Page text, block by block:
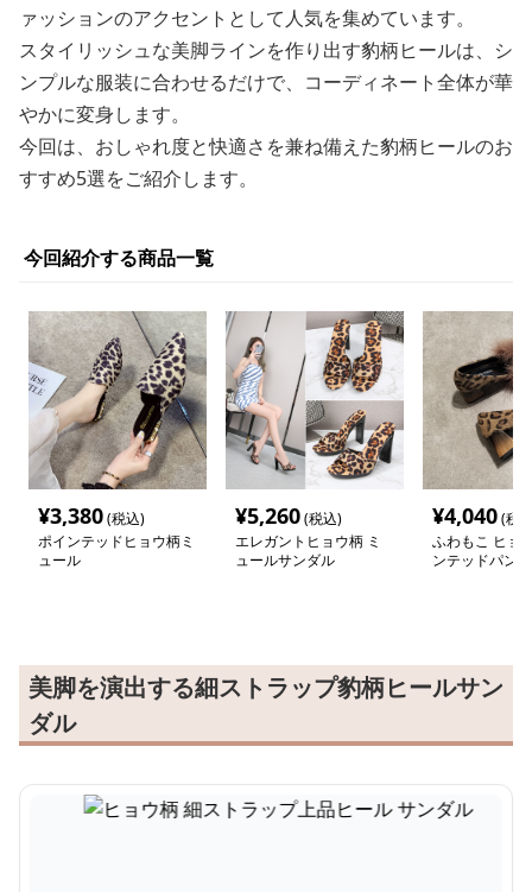
ァッションのアクセントとして人気を集めています。
スタイリッシュな美脚ラインを作り出す豹柄ヒールは、シ
ンプルな服装に合わせるだけで、コーディネート全体が華
やかに変身します。
今回は、おしゃれ度と快適さを兼ね備えた豹柄ヒールのお
すすめ5選をご紹介します。
今回紹介する商品一覧
¥3,380(税込)
ポインテッドヒョウ柄ミ
ュール
¥5,260(税込)
エレガントヒョウ柄 ミ
ュールサンダル
¥4,040(税
ふわもこ ヒョ
ンテッドパン
美脚を演出する細ストラップ豹柄ヒールサン
ダル